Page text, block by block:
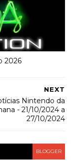
2026
NEXT
Nintendo da
- 21/10/2024 a
27/10/2024
BLOGGER